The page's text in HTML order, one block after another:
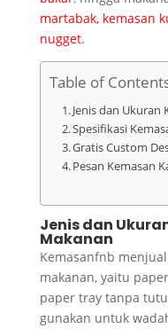
martabak, kemasan
nugget.
Table of
Jenis dan Ukuran
Spesifikasi
Gratis Custom
Pesan Kemasan
Jenis dan
Makanan
Kemasanfnb
makanan, yaitu
paper tray tanpa
gunakan untuk